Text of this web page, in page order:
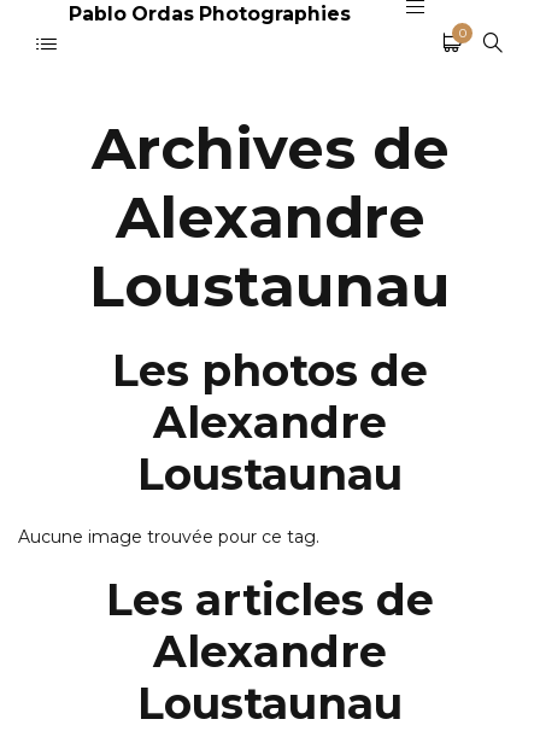
Pablo Ordas Photographies
0
Archives de
Alexandre
Loustaunau
Les photos de
Alexandre
Loustaunau
Aucune image trouvée pour ce tag.
Les articles de
Alexandre
Loustaunau